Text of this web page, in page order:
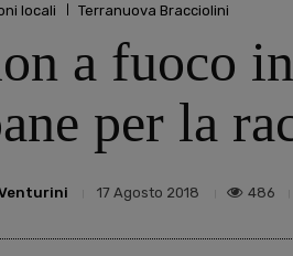
locali Terranuova Bracciolini
a fuoco
per la
17 Agosto 2018 486